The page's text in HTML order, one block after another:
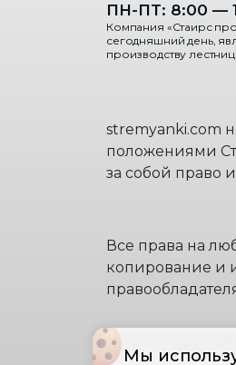
Мы
ПН-ПТ: 8:00 —
Компания «Стаирс
сегодняшний день,
производству
stremyanki.com
положениями
за собой право
Все права на
копирование и
"ООО STAIRS